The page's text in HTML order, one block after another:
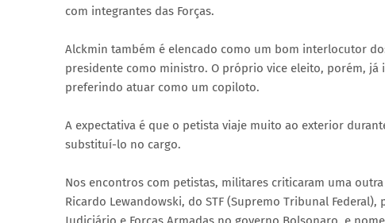
com integrantes das Forças.
Alckmin também é elencado como um bom interlocutor
presidente como ministro. O próprio vice eleito, porém,
preferindo atuar como um copiloto.
A expectativa é que o petista viaje muito ao exterior
substituí-lo no cargo.
Nos encontros com petistas, militares criticaram uma
Ricardo Lewandowski, do STF (Supremo Tribunal